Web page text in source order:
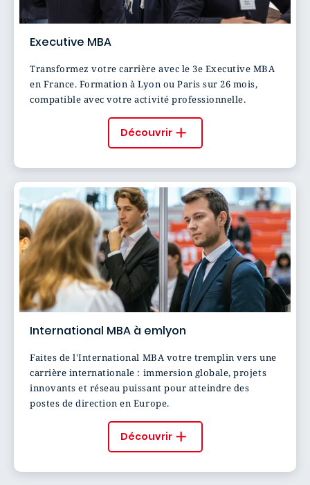
Executive MBA
Transformez votre carrière avec le 3e Executive MBA
en France. Formation à Lyon ou Paris sur 26 mois,
compatible avec votre activité professionnelle.
Découvrir
International MBA à emlyon
Faites de l'International MBA votre tremplin vers une
carrière internationale : immersion globale, projets
innovants et réseau puissant pour atteindre des
postes de direction en Europe.
Découvrir